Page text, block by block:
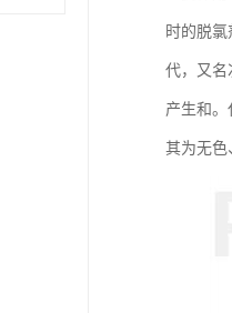
时的脱氯
代，又名
产生和。
其为无色